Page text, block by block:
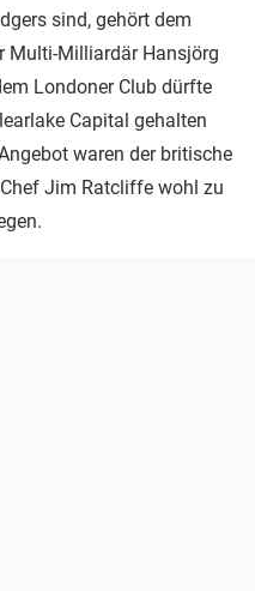
sind, gehört dem
Multi-Milliardär Hansjörg
Londoner Club dürfte
Capital gehalten
waren der britische
Jim Ratcliffe wohl zu